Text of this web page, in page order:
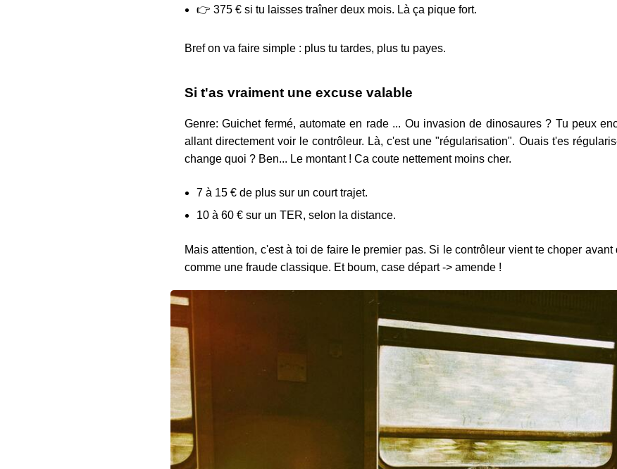
👉 375 € si tu laisses traîner deux mois. Là ça pique fort.
Bref on va faire simple : plus tu tardes, plus tu payes.
Si t'as vraiment une excuse valable
Genre: Guichet fermé, automate en rade ... Ou invasion de dinosaures ? Tu peux
allant directement voir le contrôleur. Là, c'est une "régularisation". Ouais t'es
change quoi ? Ben... Le montant ! Ca coute nettement moins cher.
7 à 15 € de plus sur un court trajet.
10 à 60 € sur un TER, selon la distance.
Mais attention, c'est à toi de faire le premier pas. Si le contrôleur vient te choper
comme une fraude classique. Et boum, case départ -> amende !